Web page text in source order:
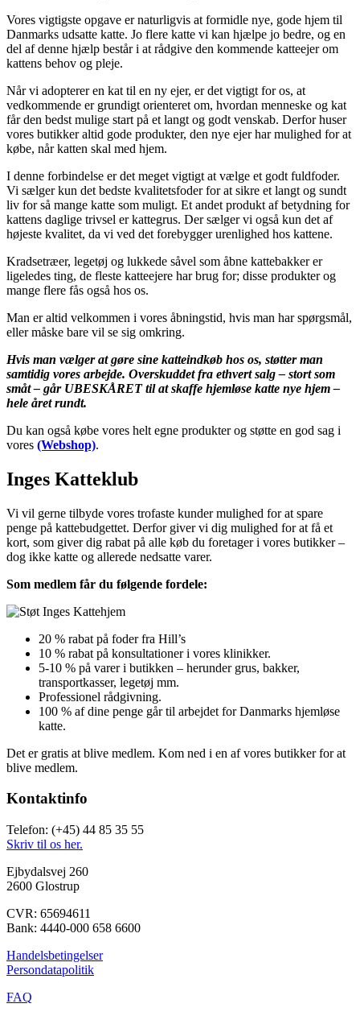
Vores vigtigste opgave er naturligvis at formidle nye, gode hjem til
Danmarks udsatte katte. Jo flere katte vi kan hjælpe jo bedre, og en
del af denne hjælp består i at rådgive den kommende katteejer om
kattens behov og pleje.
Når vi adopterer en kat til en ny ejer, er det vigtigt for os, at
vedkommende er grundigt orienteret om, hvordan menneske og kat
får den bedst mulige start på et langt og godt venskab. Derfor huser
vores butikker altid gode produkter, den nye ejer har mulighed for at
købe, når katten skal med hjem.
I denne forbindelse er det meget vigtigt at vælge et godt fuldfoder.
Vi sælger kun det bedste kvalitetsfoder for at sikre et langt og sundt
liv for så mange katte som muligt. Et andet produkt af betydning for
kattens daglige trivsel er kattegrus. Der sælger vi også kun det af
højeste kvalitet, da vi ved det forebygger urenlighed hos kattene.
Kradsetræer, legetøj og lukkede såvel som åbne kattebakker er
ligeledes ting, de fleste katteejere har brug for; disse produkter og
mange flere fås også hos os.
Man er altid velkommen i vores åbningstid, hvis man har spørgsmål,
eller måske bare vil se sig omkring.
Hvis man vælger at gøre sine katteindkøb hos os, støtter man
samtidig vores arbejde. Overskuddet fra ethvert salg – stort som
småt – går UBESKÅRET til at skaffe hjemløse katte nye hjem –
hele året rundt.
Du kan også købe vores helt egne produkter og støtte en god sag i
vores (Webshop).
Inges Katteklub
Vi vil gerne tilbyde vores trofaste kunder mulighed for at spare
penge på kattebudgettet. Derfor giver vi dig mulighed for at få et
kort, som giver dig rabat på alle køb du foretager i vores butikker –
dog ikke katte og allerede nedsatte varer.
Som medlem får du følgende fordele:
20 % rabat på foder fra Hill’s
10 % rabat på konsultationer i vores klinikker.
5-10 % på varer i butikken – herunder grus, bakker,
transportkasser, legetøj mm.
Professionel rådgivning.
100 % af dine penge går til arbejdet for Danmarks hjemløse
katte.
Det er gratis at blive medlem. Kom ned i en af vores butikker for at
blive medlem.
Kontaktinfo
Telefon: (+45) 44 85 35 55
Skriv til os her.
Ejbydalsvej 260
2600 Glostrup
CVR: 65694611
Bank: 4440-000 658 6600
Handelsbetingelser
Persondatapolitik
FAQ